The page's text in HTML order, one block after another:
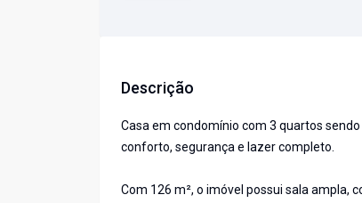
Descrição
Casa em condomínio com 3 quartos
conforto, segurança e lazer completo.
Com 126 m², o imóvel possui sala ampla,